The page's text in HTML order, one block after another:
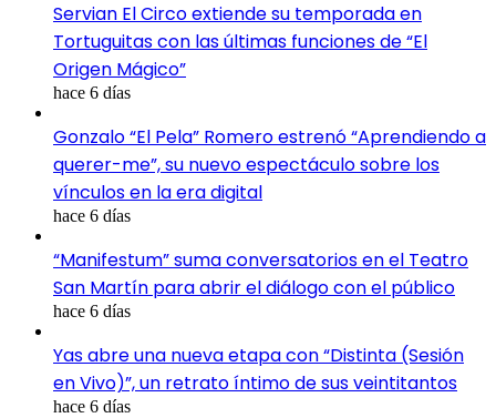
Servian El Circo extiende su temporada en
Tortuguitas con las últimas funciones de “El
Origen Mágico”
hace 6 días
Gonzalo “El Pela” Romero estrenó “Aprendiendo a
querer-me”, su nuevo espectáculo sobre los
vínculos en la era digital
hace 6 días
“Manifestum” suma conversatorios en el Teatro
San Martín para abrir el diálogo con el público
hace 6 días
Yas abre una nueva etapa con “Distinta (Sesión
en Vivo)”, un retrato íntimo de sus veintitantos
hace 6 días